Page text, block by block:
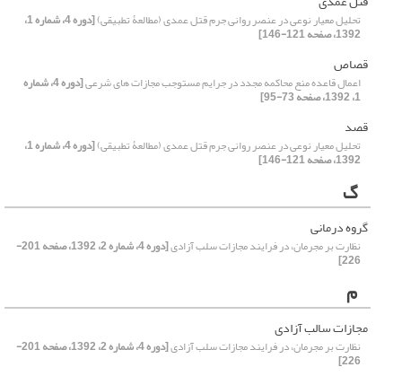
تحلیل معیار نوعی در عنصر روانی جرم قتل عمدی (مطالعۀ تطبیقی) [دوره 4، شماره 1،
1392، صفحه 121-146]
قصاص
اعمال قاعده منع محاکمه مجدد در جرایم مستوجب مجازات های شرعی [دوره 4، شماره
1، 1392، صفحه 73-95]
قصد
تحلیل معیار نوعی در عنصر روانی جرم قتل عمدی (مطالعۀ تطبیقی) [دوره 4، شماره 1،
1392، صفحه 121-146]
گ
گروه درمانی
نظارت بر مجرمان، در فرایند مجازات سلب آزادی [دوره 4، شماره 2، 1392، صفحه 201-
226]
م
مجازات سالب آزادی
نظارت بر مجرمان، در فرایند مجازات سلب آزادی [دوره 4، شماره 2، 1392، صفحه 201-
226]